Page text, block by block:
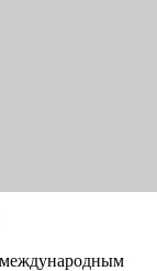
международным